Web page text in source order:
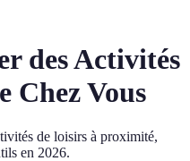
des Activités
Chez Vous
de loisirs à proximité,
en 2026.